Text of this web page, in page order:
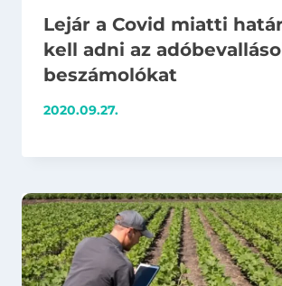
Lejár a Covid miatti
kell adni az
beszámolókat
2020.09.27.